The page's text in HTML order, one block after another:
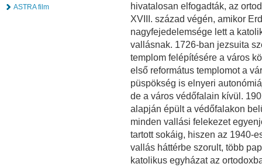
ASTRA film
hivatalosan elfogadták, az
XVIII. század végén, amikor
nagyfejedelemsége lett a
vallásnak. 1726-ban jezsuita
templom felépítésére a város
első református templomot a
püspökség is elnyeri
de a város védőfalain kívül.
alapján épült a védőfalakon
minden vallási felekezet
tartott sokáig, hiszen az 1940-
vallás háttérbe szorult, több
katolikus egyházat az